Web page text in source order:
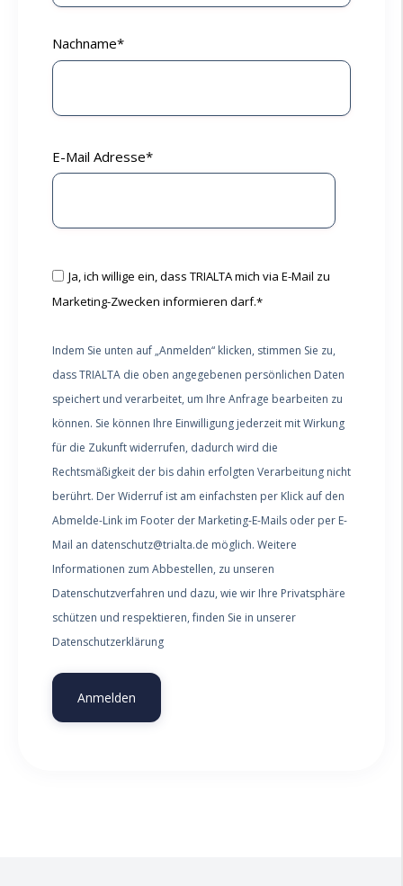
Nachname*
E-Mail Adresse*
Ja, ich willige ein, dass TRIALTA mich via E-Mail zu
Marketing-Zwecken informieren darf.*
Indem Sie unten auf „Anmelden“ klicken, stimmen Sie zu,
dass TRIALTA die oben angegebenen persönlichen Daten
speichert und verarbeitet, um Ihre Anfrage bearbeiten zu
können. Sie können Ihre Einwilligung jederzeit mit Wirkung
für die Zukunft widerrufen, dadurch wird die
Rechtsmäßigkeit der bis dahin erfolgten Verarbeitung nicht
berührt. Der Widerruf ist am einfachsten per Klick auf den
Abmelde-Link im Footer der Marketing-E-Mails oder per E-
Mail an datenschutz@trialta.de möglich. Weitere
Informationen zum Abbestellen, zu unseren
Datenschutzverfahren und dazu, wie wir Ihre Privatsphäre
schützen und respektieren, finden Sie in unserer
Datenschutzerklärung